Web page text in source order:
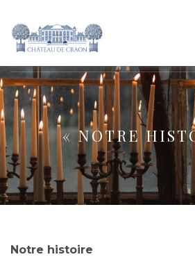
« NOTRE
Notre histoire